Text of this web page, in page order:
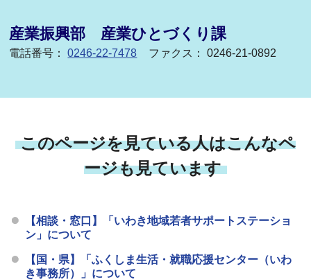
産業振興部 産業ひとづくり課
電話番号：0246-22-7478 ファクス： 0246-21-0892
このページを見ている人はこんなペ
ージも見ています
【相談・窓口】「いわき地域若者サポートステーショ
ン」について
【国・県】「ふくしま生活・就職応援センター（いわ
き事務所）」について